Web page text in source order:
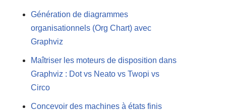
Génération de diagrammes
organisationnels (Org Chart) avec
Graphviz
Maîtriser les moteurs de disposition dans
Graphviz : Dot vs Neato vs Twopi vs
Circo
Concevoir des machines à états finis